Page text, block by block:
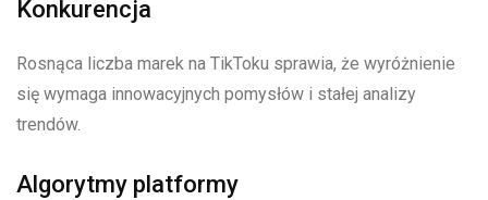
Konkurencja
Rosnąca liczba marek na TikToku sprawia, że wyróżnienie
się wymaga innowacyjnych pomysłów i stałej analizy
trendów.
Algorytmy platformy